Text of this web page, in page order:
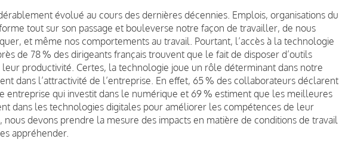
évolué au cours des dernières décennies. Emplois, organisations du
tout sur son passage et bouleverse notre façon de travailler, de nous
et même nos comportements au travail. Pourtant, l’accès à la technologie
de 78 % des dirigeants français trouvent que le fait de disposer d’outils
productivité. Certes, la technologie joue un rôle déterminant dans notre
dans l’attractivité de l’entreprise. En effet, 65 % des collaborateurs déclarent
entreprise qui investit dans le numérique et 69 % estiment que les meilleures
dans les technologies digitales pour améliorer les compétences de leur
nous devons prendre la mesure des impacts en matière de conditions de travail
appréhender.